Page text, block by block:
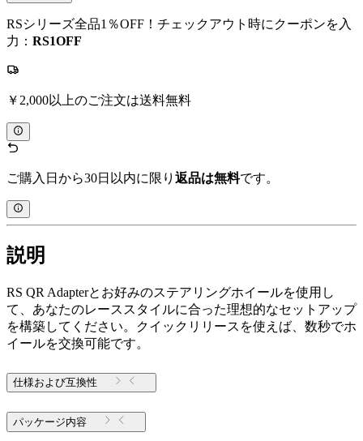
RSシリーズ全品1％OFF！チェックアウト時にクーポンを入
力： RS1OFF
￥2,000以上のご注文は送料無料
ご購入日から30日以内に限り 返品は無料です。
説明
RS QR Adapterとお好みのステアリングホイールを使用し
て、あなたのレーススタイルに合った理想的なセットアップ
を構築してください。クイックリリースを使えば、数秒でホ
イールを交換可能です。
仕様および互換性
パッケージ内容